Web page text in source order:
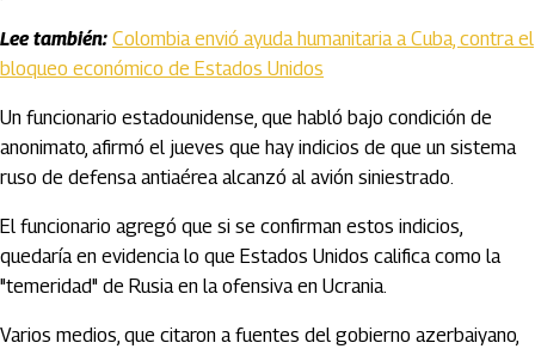
Lee también: Colombia envió ayuda humanitaria a Cuba, contra el
bloqueo económico de Estados Unidos
Un funcionario estadounidense, que habló bajo condición de
anonimato, afirmó el jueves que hay indicios de que un sistema
ruso de defensa antiaérea alcanzó al avión siniestrado.
El funcionario agregó que si se confirman estos indicios,
quedaría en evidencia lo que Estados Unidos califica como la
"temeridad" de Rusia en la ofensiva en Ucrania.
Varios medios, que citaron a fuentes del gobierno azerbaiyano,